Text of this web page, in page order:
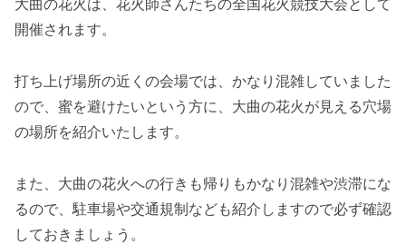
大曲の花火は、花火師さんたちの全国花火競技大会として
開催されます。
打ち上げ場所の近くの会場では、かなり混雑していました
ので、蜜を避けたいという方に、大曲の花火が見える穴場
の場所を紹介いたします。
また、大曲の花火への行きも帰りもかなり混雑や渋滞にな
るので、駐車場や交通規制なども紹介しますので必ず確認
しておきましょう。